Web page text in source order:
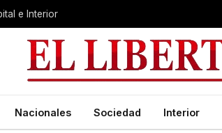
e Interior
Nacionales Sociedad Interior